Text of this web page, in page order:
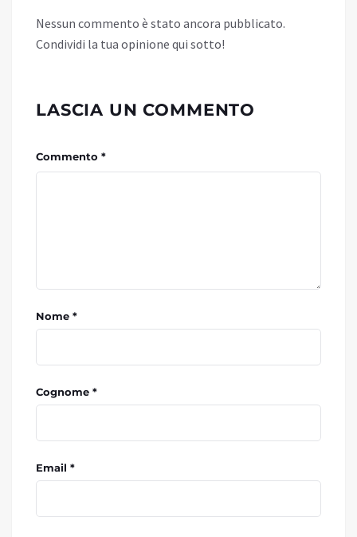
Nessun commento è stato ancora pubblicato.
Condividi la tua opinione qui sotto!
LASCIA UN COMMENTO
Commento *
Nome *
Cognome *
Email *